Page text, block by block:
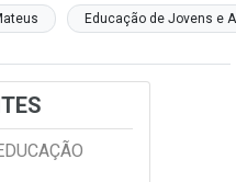
Educação de Jovens e